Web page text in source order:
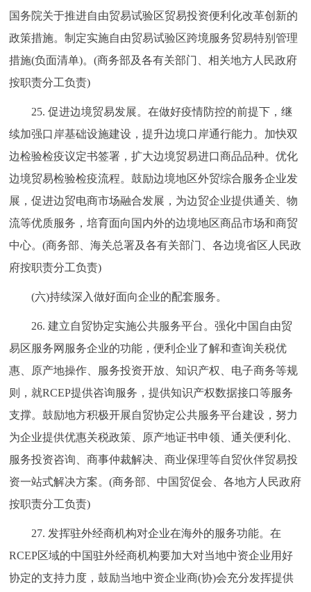
国务院关于推进自由贸易试验区贸易投资便利化改革创新的
政策措施。制定实施自由贸易试验区跨境服务贸易特别管理
措施(负面清单)。(商务部及各有关部门、相关地方人民政府
按职责分工负责)
25. 促进边境贸易发展。在做好疫情防控的前提下，继
续加强口岸基础设施建设，提升边境口岸通行能力。加快双
边检验检疫议定书签署，扩大边境贸易进口商品品种。优化
边境贸易检验检疫流程。鼓励边境地区外贸综合服务企业发
展，促进边贸电商市场融合发展，为边贸企业提供通关、物
流等优质服务，培育面向国内外的边境地区商品市场和商贸
中心。(商务部、海关总署及各有关部门、各边境省区人民政
府按职责分工负责)
(六)持续深入做好面向企业的配套服务。
26. 建立自贸协定实施公共服务平台。强化中国自由贸
易区服务网服务企业的功能，便利企业了解和查询关税优
惠、原产地操作、服务投资开放、知识产权、电子商务等规
则，就RCEP提供咨询服务，提供知识产权数据接口等服务
支撑。鼓励地方积极开展自贸协定公共服务平台建设，努力
为企业提供优惠关税政策、原产地证书申领、通关便利化、
服务投资咨询、商事仲裁解决、商业保理等自贸伙伴贸易投
资一站式解决方案。(商务部、中国贸促会、各地方人民政府
按职责分工负责)
27. 发挥驻外经商机构对企业在海外的服务功能。在
RCEP区域的中国驻外经商机构要加大对当地中资企业用好
协定的支持力度，鼓励当地中资企业商(协)会充分发挥提供